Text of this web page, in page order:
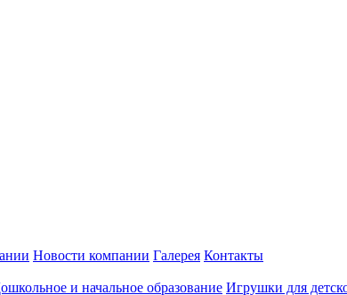
Новости компании Галерея Контакты
и начальное образование Игрушки для